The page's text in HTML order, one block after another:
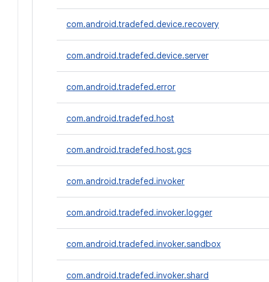
com.android.tradefed.device.recovery
com.android.tradefed.device.server
com.android.tradefed.error
com.android.tradefed.host
com.android.tradefed.host.gcs
com.android.tradefed.invoker
com.android.tradefed.invoker.logger
com.android.tradefed.invoker.sandbox
com.android.tradefed.invoker.shard